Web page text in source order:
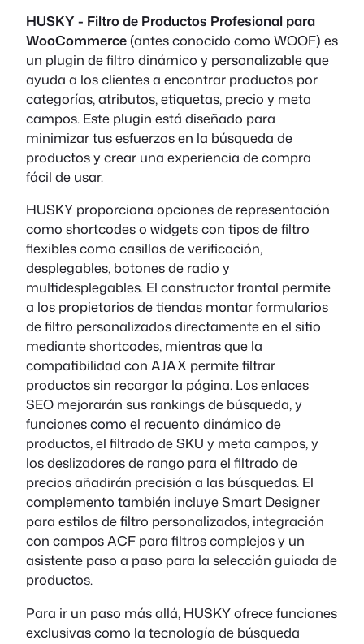
HUSKY - Filtro de Productos Profesional para
WooCommerce(antes conocido como WOOF) es
un plugin de filtro dinámico y personalizable que
ayuda a los clientes a encontrar productos por
categorías, atributos, etiquetas, precio y meta
campos. Este plugin está diseñado para
minimizar tus esfuerzos en la búsqueda de
productos y crear una experiencia de compra
fácil de usar.
HUSKY proporciona opciones de representación
como shortcodes o widgets con tipos de filtro
flexibles como casillas de verificación,
desplegables, botones de radio y
multidesplegables. El constructor frontal permite
a los propietarios de tiendas montar formularios
de filtro personalizados directamente en el sitio
mediante shortcodes, mientras que la
compatibilidad con AJAX permite filtrar
productos sin recargar la página. Los enlaces
SEO mejorarán sus rankings de búsqueda, y
funciones como el recuento dinámico de
productos, el filtrado de SKU y meta campos, y
los deslizadores de rango para el filtrado de
precios añadirán precisión a las búsquedas. El
complemento también incluye Smart Designer
para estilos de filtro personalizados, integración
con campos ACF para filtros complejos y un
asistente paso a paso para la selección guiada de
productos.
Para ir un paso más allá, HUSKY ofrece funciones
exclusivas como la tecnología de búsqueda